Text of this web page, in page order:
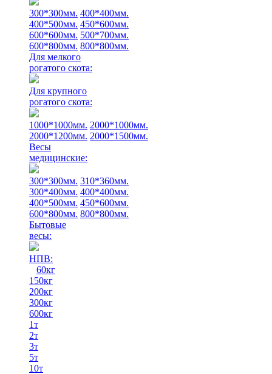
300*300мм. 400*400мм.
400*500мм. 450*600мм.
600*600мм. 500*700мм.
600*800мм. 800*800мм.
Для мелкого
рогатого скота:
Для крупного
рогатого скота:
1000*1000мм. 2000*1000мм.
2000*1200мм. 2000*1500мм.
Весы
медицинские:
300*300мм. 310*360мм.
300*400мм. 400*400мм.
400*500мм. 450*600мм.
600*800мм. 800*800мм.
Бытовые
весы:
НПВ:
60кг
150кг
200кг
300кг
600кг
1т
2т
3т
5т
10т